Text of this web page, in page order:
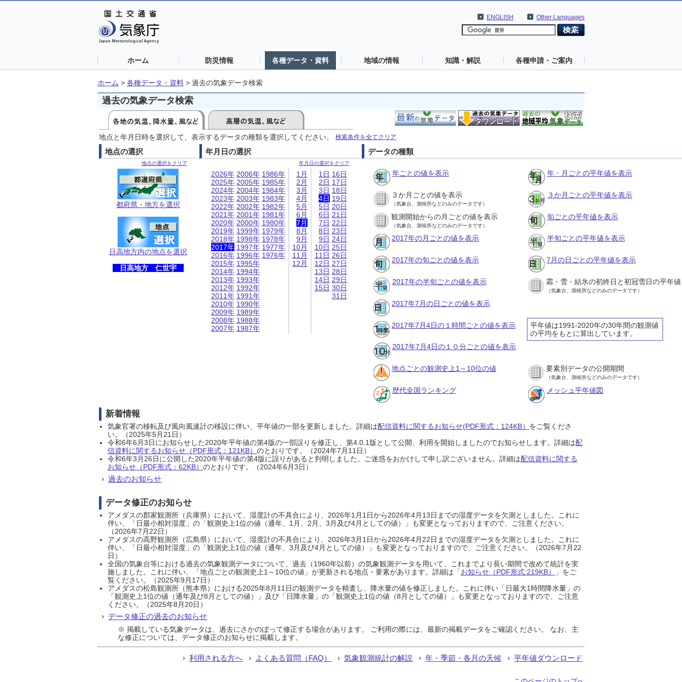
Other Languages
ENGLISH
ホーム 防災情報 各種データ・資料 地域の情報 知識・解説 各種申請・ご案内
ホーム > 各種データ・資料 > 過去の気象データ検索
過去の気象データ検索
地点と年月日時を選択して、表示するデータの種類を選択してください。 検索条件を全てクリア
地点の選択
地点の選択をクリア
都府県・地方を選択
日高地方内の地点を選択
日高地方 仁世宇
年月日の選択
年月日の選択をクリア
2026年
2025年
2024年
2023年
2022年
2021年
2020年
2019年
2018年
2017年
2016年
2015年
2014年
2013年
2012年
2011年
2010年
2009年
2008年
2007年
2006年
2005年
2004年
2003年
2002年
2001年
2000年
1999年
1998年
1997年
1996年
1995年
1994年
1993年
1992年
1991年
1990年
1989年
1988年
1987年
1986年
1985年
1984年
1983年
1982年
1981年
1980年
1979年
1978年
1977年
1976年
1月
2月
3月
4月
5月
6月
7月
8月
9月
10月
11月
12月
1日
2日
3日
4日
5日
6日
7日
8日
9日
10日
11日
12日
13日
14日
15日
16日
17日
18日
19日
20日
21日
22日
23日
24日
25日
26日
27日
28日
29日
30日
31日
データの種類
年ごとの値を表示 年・月ごとの平年値を表示
３か月ごとの値を表示
（気象台、測候所などのみのデータです）
３か月ごとの平年値を表示
観測開始からの月ごとの値を表示
（気象台、測候所などのみのデータです）
旬ごとの平年値を表示
2017年の月ごとの値を表示 半旬ごとの平年値を表示
2017年の旬ごとの値を表示 7月の日ごとの平年値を表示
2017年の半旬ごとの値を表示 霜・雪・結氷の初終日と初冠雪日の平年
（気象台、測候所などのみのデータです）
2017年7月の日ごとの値を表示
平年値は1991-2020年の30年間の観測値
の平均をもとに算出しています。
2017年7月4日の１時間ごとの値を表示
2017年7月4日の１０分ごとの値を表示
地点ごとの観測史上1～10位の値 要素別データの公開期間
（気象台、測候所などのみのデータです）
歴代全国ランキング メッシュ平年値図
新着情報
気象官署の移転及び風向風速計の移設に伴い、平年値の一部を更新しました。詳細は配信資料に関するお知らせ(PDF形式：124KB） をご覧くださ
い。（2025年5月21日）
令和6年6月3日にお知らせした2020年平年値の第4版の一部誤りを修正し、第4.0.1版として公開、利用を開始しましたのでお知らせします。詳細は配
信資料に関するお知らせ（PDF形式：121KB） のとおりです。（2024年7月11日）
令和6年3月26日に公開した2020年平年値の第4版に誤りがあると判明しました。ご迷惑をおかけして申し訳ございません。詳細は配信資料に関する
お知らせ（PDF形式：62KB） のとおりです。（2024年6月3日）
過去のお知らせ
データ修正のお知らせ
アメダスの郡家観測所（兵庫県）において、湿度計の不具合により、2026年1月1日から2026年4月13日までの湿度データを欠測としました。これに
伴い、「日最小相対湿度」の「観測史上1位の値（通年、1月、2月、3月及び4月としての値）」も変更となっておりますので、ご注意ください。
（2026年7月22日）
アメダスの高野観測所（広島県）において、湿度計の不具合により、2026年3月1日から2026年4月22日までの湿度データを欠測としました。これに
伴い、「日最小相対湿度」の「観測史上1位の値（通年、3月及び4月としての値）」も変更となっておりますので、ご注意ください。（2026年7月22
日）
全国の気象台等における過去の気象観測データについて、過去（1960年以前）の気象観測データを用いて、これまでより長い期間で改めて統計を実
施しました。これに伴い、「地点ごとの観測史上1～10位の値」が更新される地点・要素があります。詳細は「お知らせ（PDF形式:219KB）
」をご
覧ください。（2025年9月17日）
アメダスの松島観測所（熊本県）における2025年8月11日の観測データを精査し、降水量の値を修正しました。これに伴い「日最大1時間降水量」の
「観測史上1位の値（通年及び8月としての値）」及び「日降水量」の「観測史上1位の値（8月としての値）」も変更となっておりますので、ご注意
ください。（2025年8月20日）
データ修正の過去のお知らせ
※ 掲載している気象データは、過去にさかのぼって修正する場合があります。 ご利用の際には、最新の掲載データをご確認ください。 なお、主
な修正については、データ修正のお知らせに掲載します。
利用される方へ よくある質問（FAQ） 気象観測統計の解説 年・季節・各月の天候 平年値ダウンロード